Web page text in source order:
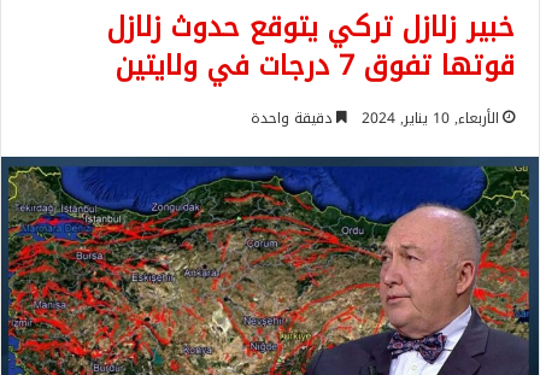
خبير زلازل تركي يتوقع حدوث زلازل
قوتها تفوق 7 درجات في ولايتين
الأربعاء, 10 يناير, 2024 دقيقة واحدة